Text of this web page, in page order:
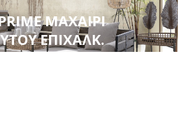
ΜΑΧΑΙΡΙ
ΕΠΙΧΑΛΚ.
60g